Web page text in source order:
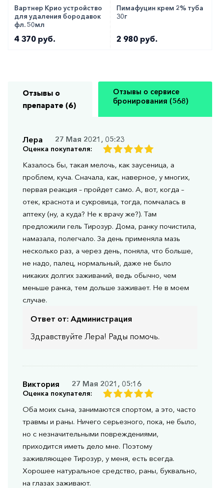
Таким образом, Tyrosur является надежным и
эффективным средством для лечения
поверхностных ран и кожных инфекций.
Как оформить заказ?
Вы можете заказать препарат с доставкой в
можете оформить бронирование на сайте или
с любого телефона по РФ)
Вартнер Крио устройство
для удаления бородавок
фл. 50мл
4 370 руб.
Пимафуцин крем 2% туба
30г
2 980 руб.
Отзывы о
препарате (6)
Отзывы о сервисе
бронирования (568)
Лера 27 Мая 2021, 05:23
Оценка покупателя:
Казалось бы, такая мелочь, как заусеница, а
проблем, куча. Сначала, как, наверное, у многих,
первая реакция – пройдет само. А, вот, когда –
отек, краснота и сукровица, тогда, помчалась в
аптеку (ну, а куда? Не к врачу же?). Там
предложили гель Тирозур. Дома, ранку почистила,
намазала, полегчало. За день применяла мазь
несколько раз, а через день, поняла, что больше,
не надо, палец, нормальный, даже не было
никаких долгих заживаний, ведь обычно, чем
меньше ранка, тем дольше заживает. Не в моем
случае.
Ответ от: Администрация
Здравствуйте Лера! Рады помочь.
Виктория 27 Мая 2021, 05:16
Оценка покупателя:
Оба моих сына, занимаются спортом, а это, часто
травмы и раны. Ничего серьезного, пока, не было,
но с незначительными повреждениями,
приходится иметь дело мне. Поэтому
заживляющее Тирозур, у меня, есть всегда.
Хорошее натуральное средство, раны, буквально,
на глазах заживают.